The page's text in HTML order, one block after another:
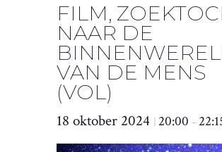
FILM,
NAAR DE
VAN DE MENS
(VOL)
18 oktober 2024 20:00 –